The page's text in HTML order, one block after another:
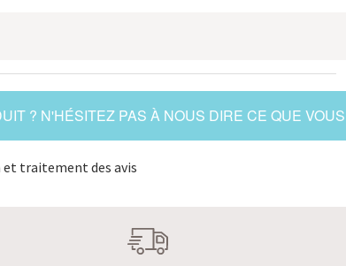
? N'HÉSITEZ PAS À NOUS DIRE CE QUE
traitement des avis